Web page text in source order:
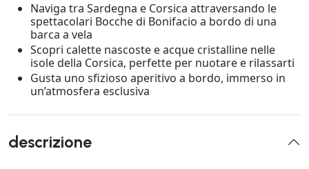
Naviga tra Sardegna e Corsica attraversando le
spettacolari Bocche di Bonifacio a bordo di una
barca a vela
Scopri calette nascoste e acque cristalline nelle
isole della Corsica, perfette per nuotare e rilassarti
Gusta uno sfizioso aperitivo a bordo, immerso in
un’atmosfera esclusiva
descrizione